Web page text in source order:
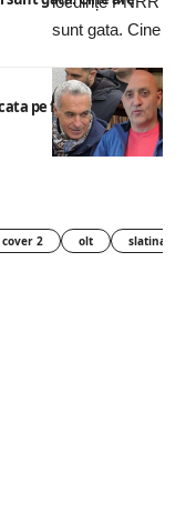
pe fond
cover 2 olt slatina